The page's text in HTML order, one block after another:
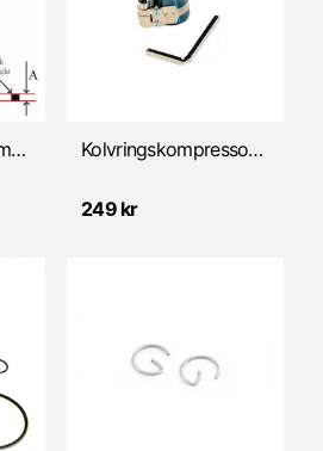
Kolvring 38mm/1,5mm (Sachs 504/505)
Kolvringskompressor 40-80mm
249 kr